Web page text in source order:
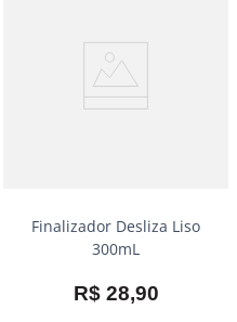
Finalizador Desliza Liso
300mL
R$ 28,90